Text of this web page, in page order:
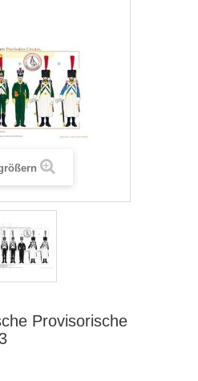
Provisorische